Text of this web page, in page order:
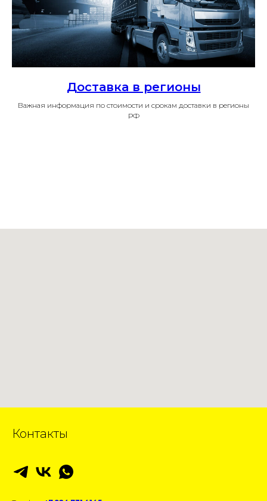
Доставка в регионы
Важная информация по стоимости и срокам доставки в регионы
РФ
Контакты